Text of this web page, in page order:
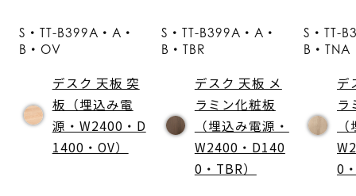
S・TT-B399A・A・
B・OV
デスク 天板 突
板（埋込み電
源・W2400・D
1400・OV）
S・TT-B399A・A・
B・TBR
デスク 天板 メ
ラミン化粧板
（埋込み電源・
W2400・D140
0・TBR）
S・TT-
B・TNA
デ
ラ
0